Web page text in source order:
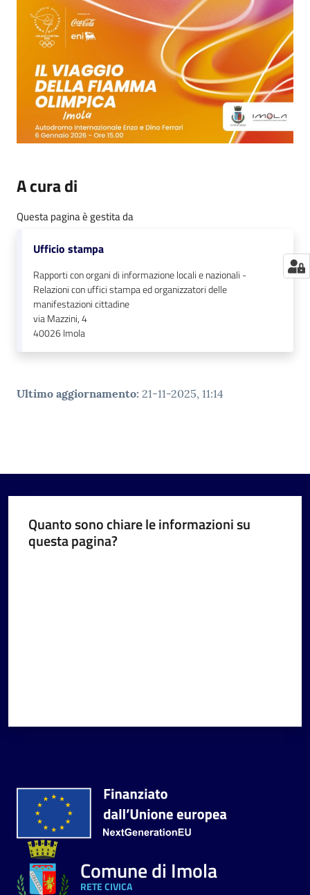
A cura di
Questa pagina è gestita da
Ufficio stampa
Rapporti con organi di informazione locali e nazionali -
Relazioni con uffici stampa ed organizzatori delle
manifestazioni cittadine
via Mazzini, 4
40026Imola
Ultimo aggiornamento: 21-11-2025, 11:14
Quanto sono chiare le informazioni su
questa pagina?
Comune di Imola
RETE CIVICA